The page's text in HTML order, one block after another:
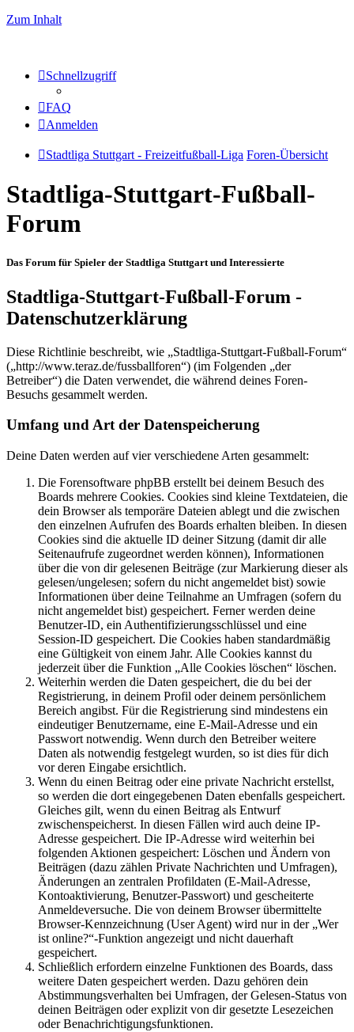
Zum Inhalt
Schnellzugriff
FAQ
Anmelden
Stadtliga Stuttgart - Freizeitfußball-Liga Foren-Übersicht
Stadtliga-Stuttgart-Fußball-
Forum
Das Forum für Spieler der Stadtliga Stuttgart und Interessierte
Stadtliga-Stuttgart-Fußball-Forum -
Datenschutzerklärung
Diese Richtlinie beschreibt, wie „Stadtliga-Stuttgart-Fußball-Forum“
(„http://www.teraz.de/fussballforen“) (im Folgenden „der
Betreiber“) die Daten verwendet, die während deines Foren-
Besuchs gesammelt werden.
Umfang und Art der Datenspeicherung
Deine Daten werden auf vier verschiedene Arten gesammelt:
Die Forensoftware phpBB erstellt bei deinem Besuch des
Boards mehrere Cookies. Cookies sind kleine Textdateien, die
dein Browser als temporäre Dateien ablegt und die zwischen
den einzelnen Aufrufen des Boards erhalten bleiben. In diesen
Cookies sind die aktuelle ID deiner Sitzung (damit dir alle
Seitenaufrufe zugeordnet werden können), Informationen
über die von dir gelesenen Beiträge (zur Markierung dieser als
gelesen/ungelesen; sofern du nicht angemeldet bist) sowie
Informationen über deine Teilnahme an Umfragen (sofern du
nicht angemeldet bist) gespeichert. Ferner werden deine
Benutzer-ID, ein Authentifizierungsschlüssel und eine
Session-ID gespeichert. Die Cookies haben standardmäßig
eine Gültigkeit von einem Jahr. Alle Cookies kannst du
jederzeit über die Funktion „Alle Cookies löschen“ löschen.
Weiterhin werden die Daten gespeichert, die du bei der
Registrierung, in deinem Profil oder deinem persönlichem
Bereich angibst. Für die Registrierung sind mindestens ein
eindeutiger Benutzername, eine E-Mail-Adresse und ein
Passwort notwendig. Wenn durch den Betreiber weitere
Daten als notwendig festgelegt wurden, so ist dies für dich
vor deren Eingabe ersichtlich.
Wenn du einen Beitrag oder eine private Nachricht erstellst,
so werden die dort eingegebenen Daten ebenfalls gespeichert.
Gleiches gilt, wenn du einen Beitrag als Entwurf
zwischenspeicherst. In diesen Fällen wird auch deine IP-
Adresse gespeichert. Die IP-Adresse wird weiterhin bei
folgenden Aktionen gespeichert: Löschen und Ändern von
Beiträgen (dazu zählen Private Nachrichten und Umfragen),
Änderungen an zentralen Profildaten (E-Mail-Adresse,
Kontoaktivierung, Benutzer-Passwort) und gescheiterte
Anmeldeversuche. Die von deinem Browser übermittelte
Browser-Kennzeichnung (User Agent) wird nur in der „Wer
ist online?“-Funktion angezeigt und nicht dauerhaft
gespeichert.
Schließlich erfordern einzelne Funktionen des Boards, dass
weitere Daten gespeichert werden. Dazu gehören dein
Abstimmungsverhalten bei Umfragen, der Gelesen-Status von
deinen Beiträgen oder explizit von dir gesetzte Lesezeichen
oder Benachrichtigungsfunktionen.